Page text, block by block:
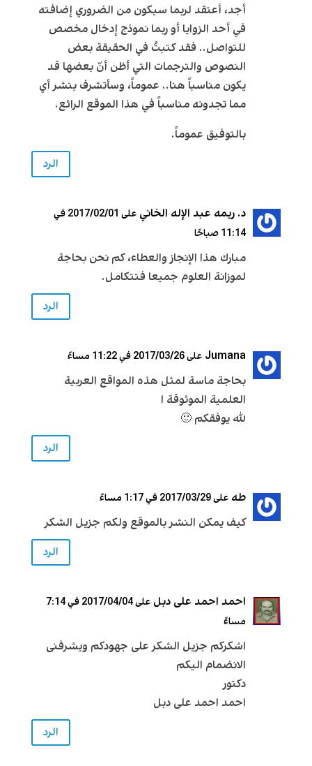
أجد، أعتقد لربما سيكون من الضروري إضافته
في أحد الزوايا أو ربما نموذج إدخال مخصص
للتواصل.. فقد كتبتُ في الحقيقة بعض
النصوص والترجمات التي أظن أنّ بعضها قد
يكون مناسباً هنا.. عموماً، وسأتشرف بنشر أي
مما تجدونه مناسباً في هذا الموقع الرائع.
بالتوفيق عموماً.
الرد
د. ريمه عبد الإله الخاني
على 2017/02/01 في
11:14 صباحًا
مبارك هذا الإنجاز والعطاء، كم نحن بحاجة
لموزانة العلوم جميعا فتتكامل.
الرد
Jumana على 2017/03/26 في 11:22 مساءً
بحاجة ماسة لمثل هذه المواقع العربية
العلمية الموثوقة ا
لله يوفقكم 🙂
الرد
طه على 2017/03/29 في 1:17 مساءً
كيف يمكن النشر بالموقع ولكم جزيل الشكر
الرد
احمد احمد على دبل
على 2017/04/04 في 7:14
مساءً
اشكركم جزيل الشكر على جهودكم ويشرفنى
الانضمام اليكم
دكتور
احمد احمد على دبل
الرد